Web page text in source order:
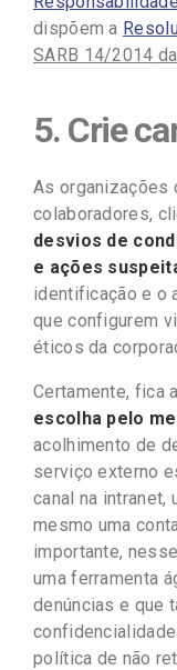
dispõem a
SARB 14/2014
5. Crie
As organizações
colaboradores,
desvios de
e ações
identificação e o
que configurem
éticos da
Certamente, fica a
escolha pelo
acolhimento de
serviço externo
canal na intranet,
mesmo uma
importante,
uma ferramenta
denúncias e que
política de não